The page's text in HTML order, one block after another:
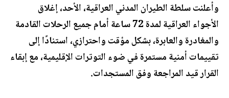
وأعلنت سلطة الطيران المدني العراقية، الأحد، إغلاق
الأجواء العراقية لمدة 72 ساعة أمام جميع الرحلات القادمة
والمغادرة والعابرة، بشكل مؤقت واحترازي، استنادًا إلى
تقييمات أمنية مستمرة في ضوء التوترات الإقليمية، مع إبقاء
القرار قيد المراجعة وفق المستجدات.